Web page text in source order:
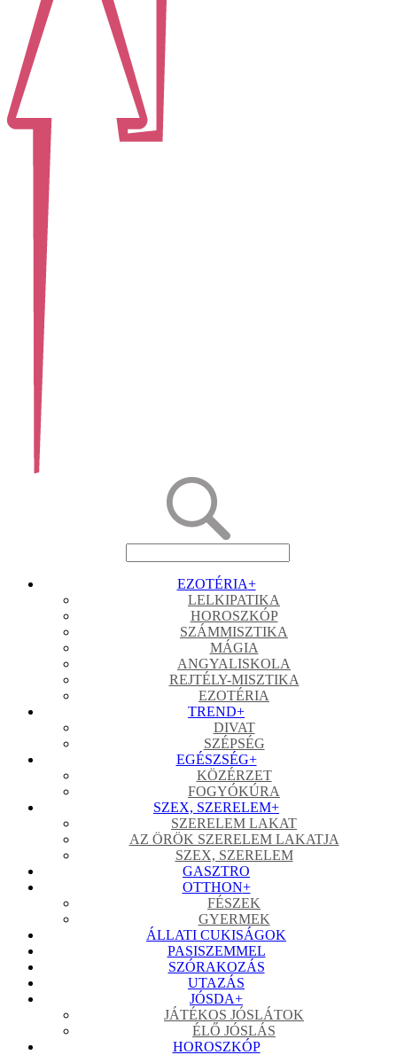
EZOTÉRIA+
LELKIPATIKA
HOROSZKÓP
SZÁMMISZTIKA
MÁGIA
ANGYALISKOLA
REJTÉLY-MISZTIKA
EZOTÉRIA
TREND+
DIVAT
SZÉPSÉG
EGÉSZSÉG+
KÖZÉRZET
FOGYÓKÚRA
SZEX, SZERELEM+
SZERELEM LAKAT
AZ ÖRÖK SZERELEM LAKATJA
SZEX, SZERELEM
GASZTRO
OTTHON+
FÉSZEK
GYERMEK
ÁLLATI CUKISÁGOK
PASISZEMMEL
SZÓRAKOZÁS
UTAZÁS
JÓSDA+
JÁTÉKOS JÓSLÁTOK
ÉLŐ JÓSLÁS
HOROSZKÓP